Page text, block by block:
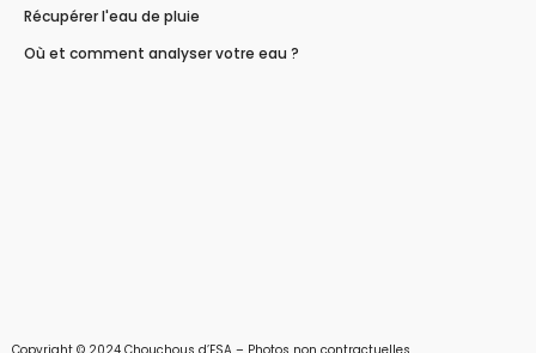
Récupérer l'eau de pluie
Où et comment analyser votre eau ?